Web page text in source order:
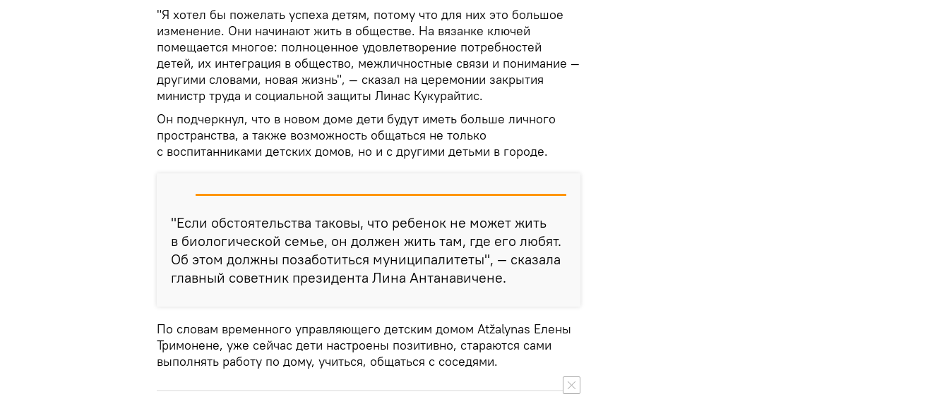
"Я хотел бы пожелать успеха детям, потому что для них это большое
изменение. Они начинают жить в обществе. На вязанке ключей
помещается многое: полноценное удовлетворение потребностей
детей, их интеграция в общество, межличностные связи и понимание —
другими словами, новая жизнь", — сказал на церемонии закрытия
министр труда и социальной защиты Линас Кукурайтис.
Он подчеркнул, что в новом доме дети будут иметь больше личного
пространства, а также возможность общаться не только
с воспитанниками детских домов, но и с другими детьми в городе.
"Если обстоятельства таковы, что ребенок не может жить
в биологической семье, он должен жить там, где его любят.
Об этом должны позаботиться муниципалитеты", — сказала
главный советник президента Лина Антанавичене.
По словам временного управляющего детским домом Atžalynas Елены
Тримонене, уже сейчас дети настроены позитивно, стараются сами
выполнять работу по дому, учиться, общаться с соседями.